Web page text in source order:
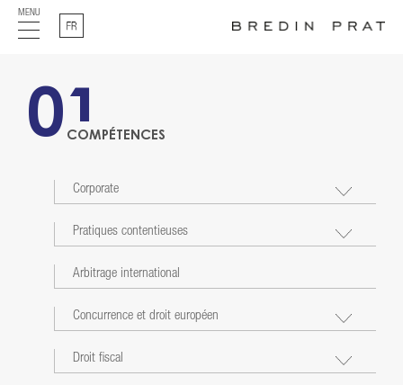
MENU Français
01COMPÉTENCES
Corporate
Pratiques contentieuses
Arbitrage international
Concurrence et droit européen
Droit fiscal